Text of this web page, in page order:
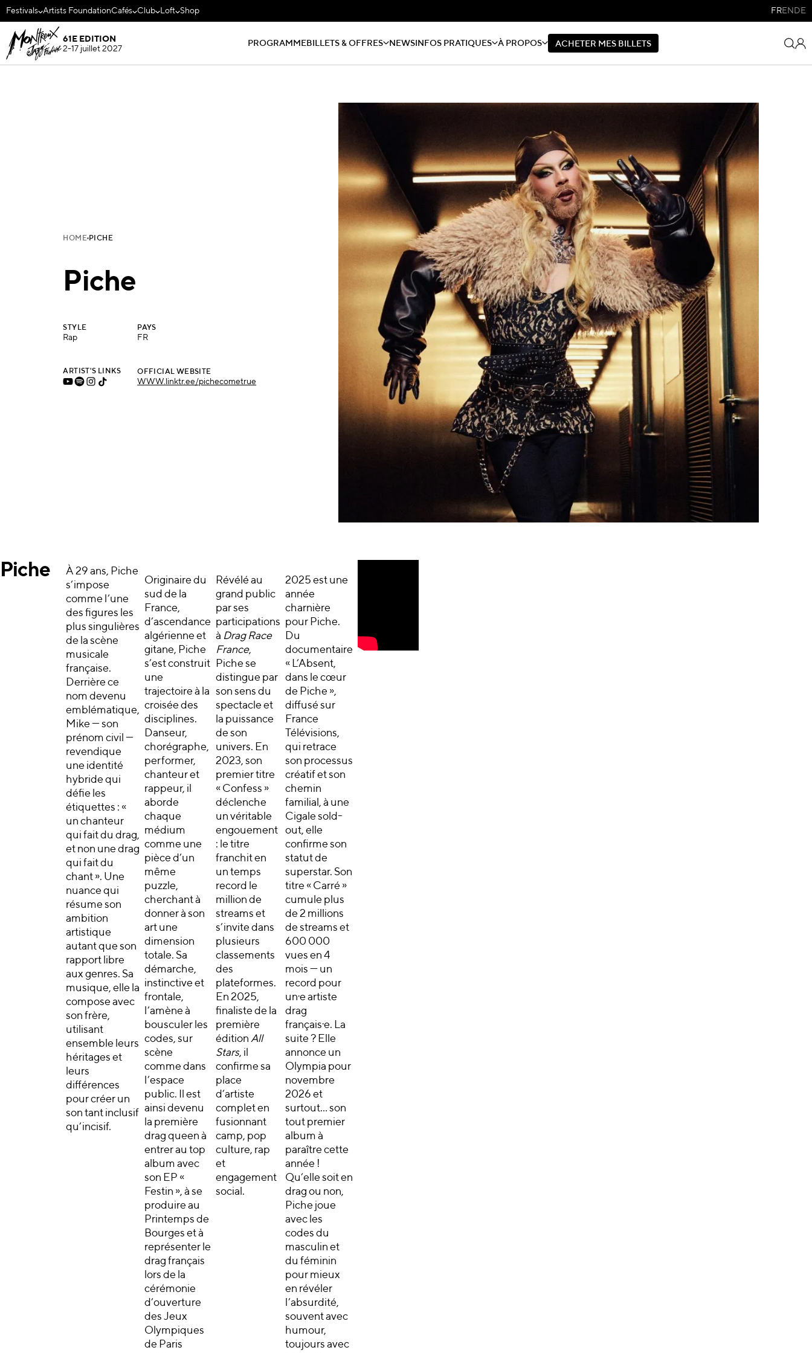
Festivals Artists FoundationCafés Club Loft Shop FREN DE
61E EDITION
2-17 juillet 2027
PROGRAMMEBILLETS & OFFRES NEWSINFOS PRATIQUES À PROPOS AC H ET ER M ES B LLET S
ACHETER MES BILLETS
HOME PICHE
Piche
STYLE
Rap
PAYS
FR
ARTIST'S LINKS OFFICIAL WEBSITE
WWW.linktr.ee/pichecometrue
Piche
À 29 ans, Piche
s’impose
comme l’une
des figures les
plus singulières
de la scène
musicale
française.
Derrière ce
nom devenu
emblématique,
Mike — son
prénom civil —
revendique
une identité
hybride qui
défie les
étiquettes : «
un chanteur
qui fait du drag,
et non une drag
qui fait du
chant ». Une
nuance qui
résume son
ambition
artistique
autant que son
rapport libre
aux genres. Sa
musique, elle la
compose avec
son frère,
utilisant
ensemble leurs
héritages et
leurs
différences
pour créer un
son tant inclusif
qu’incisif.
Originaire du
sud de la
France,
d’ascendance
algérienne et
gitane, Piche
s’est construit
une
trajectoire à la
croisée des
disciplines.
Danseur,
chorégraphe,
performer,
chanteur et
rappeur, il
aborde
chaque
médium
comme une
pièce d’un
même
puzzle,
cherchant à
donner à son
art une
dimension
totale. Sa
démarche,
instinctive et
frontale,
l’amène à
bousculer les
codes, sur
scène
comme dans
l’espace
public. Il est
ainsi devenu
la première
drag queen à
entrer au top
album avec
son EP «
Festin », à se
produire au
Printemps de
Bourges et à
représenter le
drag français
lors de la
cérémonie
d’ouverture
des Jeux
Olympiques
de Paris
Révélé au
grand public
par ses
participations
à Drag Race
France,
Piche se
distingue par
son sens du
spectacle et
la puissance
de son
univers. En
2023, son
premier titre
« Confess »
déclenche
un véritable
engouement
: le titre
franchit en
un temps
record le
million de
streams et
s’invite dans
plusieurs
classements
des
plateformes.
En 2025,
finaliste de la
première
édition All
Stars, il
confirme sa
place
d’artiste
complet en
fusionnant
camp, pop
culture, rap
et
engagement
social.
2025 est une
année
charnière
pour Piche.
Du
documentaire
« L’Absent,
dans le cœur
de Piche »,
diffusé sur
France
Télévisions,
qui retrace
son processus
créatif et son
chemin
familial, à une
Cigale sold-
out, elle
confirme son
statut de
superstar. Son
titre « Carré »
cumule plus
de 2 millions
de streams et
600 000
vues en 4
mois — un
record pour
un·e artiste
drag
français·e. La
suite ? Elle
annonce un
Olympia pour
novembre
2026 et
surtout… son
tout premier
album à
paraître cette
année !
Qu’elle soit en
drag ou non,
Piche joue
avec les
codes du
masculin et
du féminin
pour mieux
en révéler
l’absurdité,
souvent avec
humour,
toujours avec